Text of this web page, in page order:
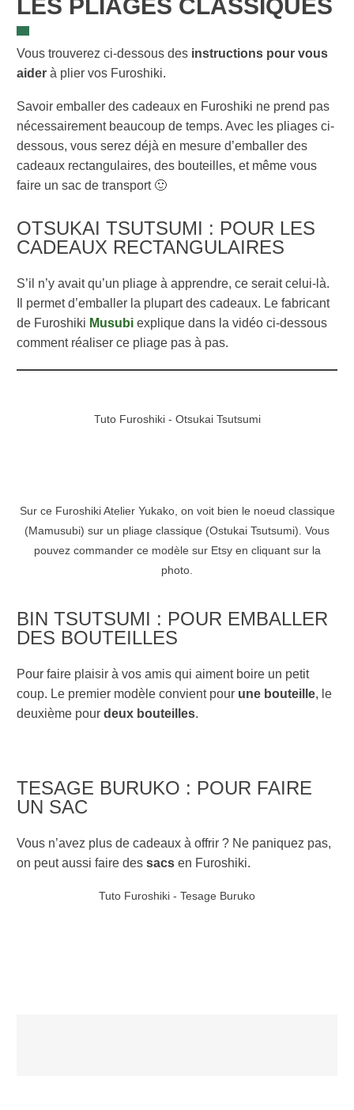
LES PLIAGES CLASSIQUES
Vous trouverez ci-dessous des instructions pour vous
aider à plier vos Furoshiki.
Savoir emballer des cadeaux en Furoshiki ne prend pas
nécessairement beaucoup de temps. Avec les pliages ci-
dessous, vous serez déjà en mesure d’emballer des
cadeaux rectangulaires, des bouteilles, et même vous
faire un sac de transport 🙂
OTSUKAI TSUTSUMI : POUR LES
CADEAUX RECTANGULAIRES
S’il n’y avait qu’un pliage à apprendre, ce serait celui-là.
Il permet d’emballer la plupart des cadeaux. Le fabricant
de Furoshiki Musubi explique dans la vidéo ci-dessous
comment réaliser ce pliage pas à pas.
Tuto Furoshiki - Otsukai Tsutsumi
Sur ce Furoshiki Atelier Yukako, on voit bien le noeud classique
(Mamusubi) sur un pliage classique (Ostukai Tsutsumi). Vous
pouvez commander ce modèle sur Etsy en cliquant sur la
photo.
BIN TSUTSUMI : POUR EMBALLER
DES BOUTEILLES
Pour faire plaisir à vos amis qui aiment boire un petit
coup. Le premier modèle convient pour une bouteille, le
deuxième pour deux bouteilles.
TESAGE BURUKO : POUR FAIRE
UN SAC
Vous n’avez plus de cadeaux à offrir ? Ne paniquez pas,
on peut aussi faire des sacs en Furoshiki.
Tuto Furoshiki - Tesage Buruko